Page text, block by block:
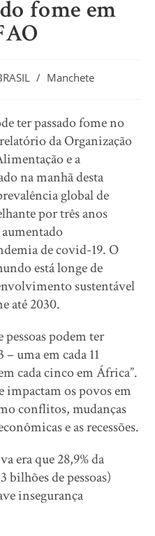
fome em
/ Manchete
ter passado fome no
da Organização
e a
na manhã desta
global de
por três anos
de covid-19. O
está longe de
sustentável
até 2030.
pessoas podem ter
uma em cada 11
cada cinco em África”.
impactam os povos em
conflitos, mudanças
e as recessões.
era que 28,9% da
bilhões de pessoas)
insegurança